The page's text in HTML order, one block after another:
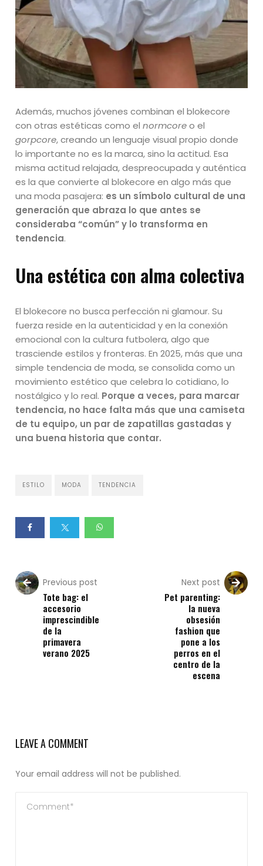
Además, muchos jóvenes combinan el blokecore
con otras estéticas como elnormcoreo el
gorpcore, creando un lenguaje visual propio donde
lo importante no es la marca, sino la actitud. Esa
misma actitud relajada, despreocupada y auténtica
es la que convierte al blokecore en algo más que
una moda pasajera: es un símbolo cultural de una
generación que abraza lo que antes se
consideraba “común” y lo transforma en
tendencia.
Una estética con alma colectiva
El blokecore no busca perfección ni glamour. Su
fuerza reside en la autenticidad y en la conexión
emocional con la cultura futbolera, algo que
trasciende estilos y fronteras. En 2025, más que una
simple tendencia de moda, se consolida como un
movimiento estético que celebra lo cotidiano, lo
nostálgico y lo real. Porque a veces, para marcar
tendencia, no hace falta más que una camiseta
de tu equipo, un par de zapatillas gastadas y
una buena historia que contar.
ESTILO MODA TENDENCIA
Previous post
Tote bag: el
accesorio
imprescindible
de la
primavera
verano 2025
Next post
Pet parenting:
la nueva
obsesión
fashion que
pone a los
perros en el
centro de la
escena
LEAVE A COMMENT
Your email address will not be published.